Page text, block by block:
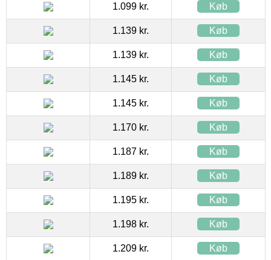
1.099 kr. Køb
1.139 kr. Køb
1.139 kr. Køb
1.145 kr. Køb
1.145 kr. Køb
1.170 kr. Køb
1.187 kr. Køb
1.189 kr. Køb
1.195 kr. Køb
1.198 kr. Køb
1.209 kr. Køb